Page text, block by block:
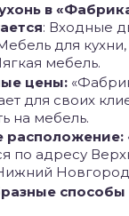
в
: Входные
для
мебель.
цены:
для своих
на мебель.
расположение:
по адресу
способы